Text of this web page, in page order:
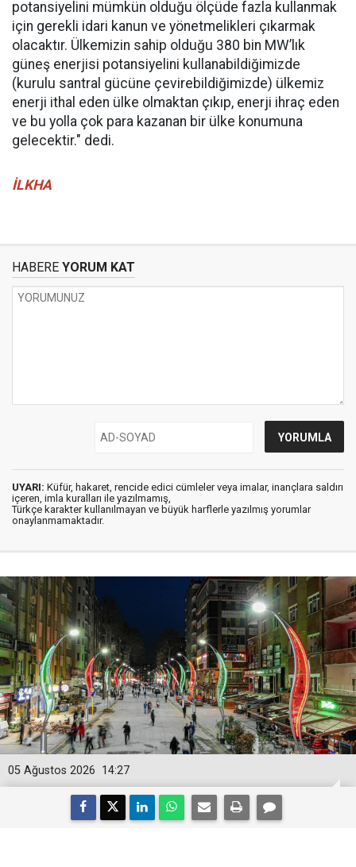
potansiyelini mümkün olduğu ölçüde fazla kullanmak
için gerekli idari kanun ve yönetmelikleri çıkarmak
olacaktır. Ülkemizin sahip olduğu 380 bin MW’lık
güneş enerjisi potansiyelini kullanabildiğimizde
(kurulu santral gücüne çevirebildiğimizde) ülkemiz
enerji ithal eden ülke olmaktan çıkıp, enerji ihraç eden
ve bu yolla çok para kazanan bir ülke konumuna
gelecektir." dedi.
İLKHA
HABERE YORUM KAT
UYARI: Küfür, hakaret, rencide edici cümleler veya imalar, inançlara saldırı
içeren, imla kuralları ile yazılmamış,
Türkçe karakter kullanılmayan ve büyük harflerle yazılmış yorumlar
onaylanmamaktadır.
14:27
05 Ağustos 2026